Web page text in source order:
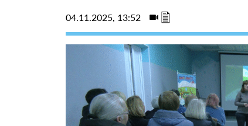
04.11.2025, 13:52